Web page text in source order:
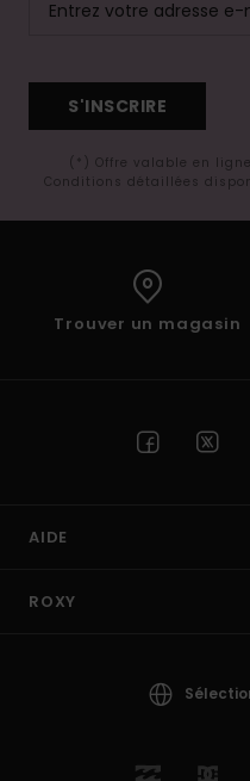
S'INSCRIRE
(*) Offre valable en
Conditions détaillées
Trouver un magasin
AIDE
ROXY